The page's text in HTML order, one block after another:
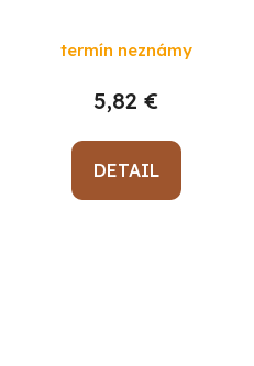
termín neznámy
5,82 €
DETAIL